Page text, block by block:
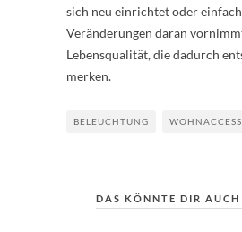
sich neu einrichtet oder
Veränderungen daran
Lebensqualität, die dadurch
merken.
BELEUCHTUNG
DAS KÖNNTE DIR AUCH